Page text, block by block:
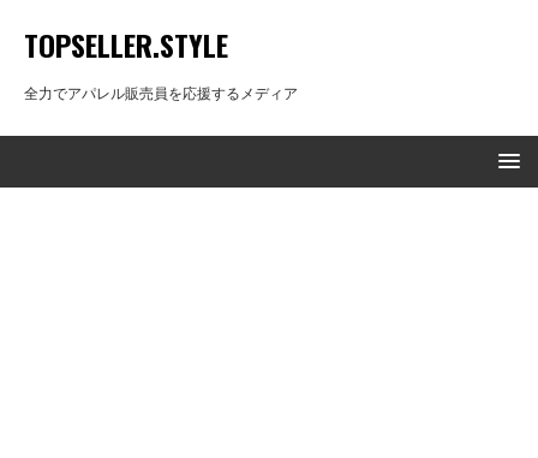
TOPSELLER.STYLE
全力でアパレル販売員を応援するメディア